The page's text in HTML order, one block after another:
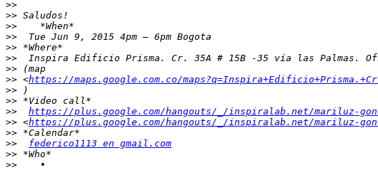
>>
>>
>>
>>
>>
>>
>>
>> <https://maps.google.com.co/
>>
>>
>>
https://plus.google.com/hangouts/_/inspiralab.net/mariluz-
>> <https://plus.google.com/hangouts/_/inspiralab.net/mariluz-
>>
>>
federico1113 en gmail.com
>>
>>